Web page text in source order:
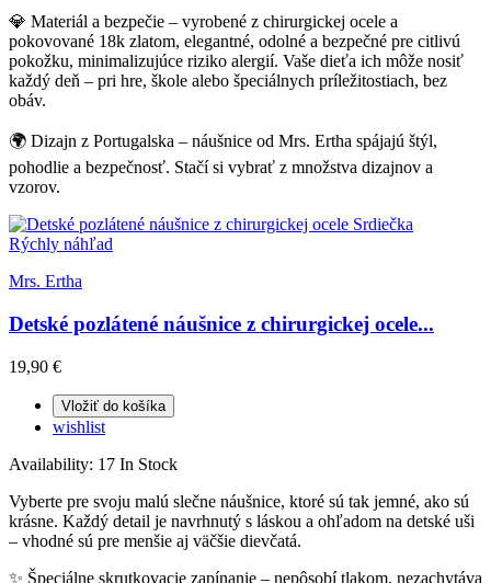
💎 Materiál a bezpečie – vyrobené z chirurgickej ocele a
pokovované 18k zlatom, elegantné, odolné a bezpečné pre citlivú
pokožku, minimalizujúce riziko alergií. Vaše dieťa ich môže nosiť
každý deň – pri hre, škole alebo špeciálnych príležitostiach, bez
obáv.
🌍 Dizajn z Portugalska – náušnice od Mrs. Ertha spájajú štýl,
pohodlie a bezpečnosť. Stačí si vybrať z množstva dizajnov a
vzorov.
Rýchly náhľad
Mrs. Ertha
Detské pozlátené náušnice z chirurgickej ocele...
19,90 €
Vložiť do košíka
wishlist
Availability: 17 In Stock
Vyberte pre svoju malú slečne náušnice, ktoré sú tak jemné, ako sú
krásne. Každý detail je navrhnutý s láskou a ohľadom na detské uši
– vhodné sú pre menšie aj väčšie dievčatá.
✨ Špeciálne skrutkovacie zapínanie – nepôsobí tlakom, nezachytáva